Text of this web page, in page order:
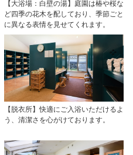
【大浴場：白壁の湯】庭園は椿や桜な
ど四季の花木を配しており、季節ごと
に異なる表情を見せてくれます。
【脱衣所】快適にご入浴いただけるよ
う、清潔さを心がけております。